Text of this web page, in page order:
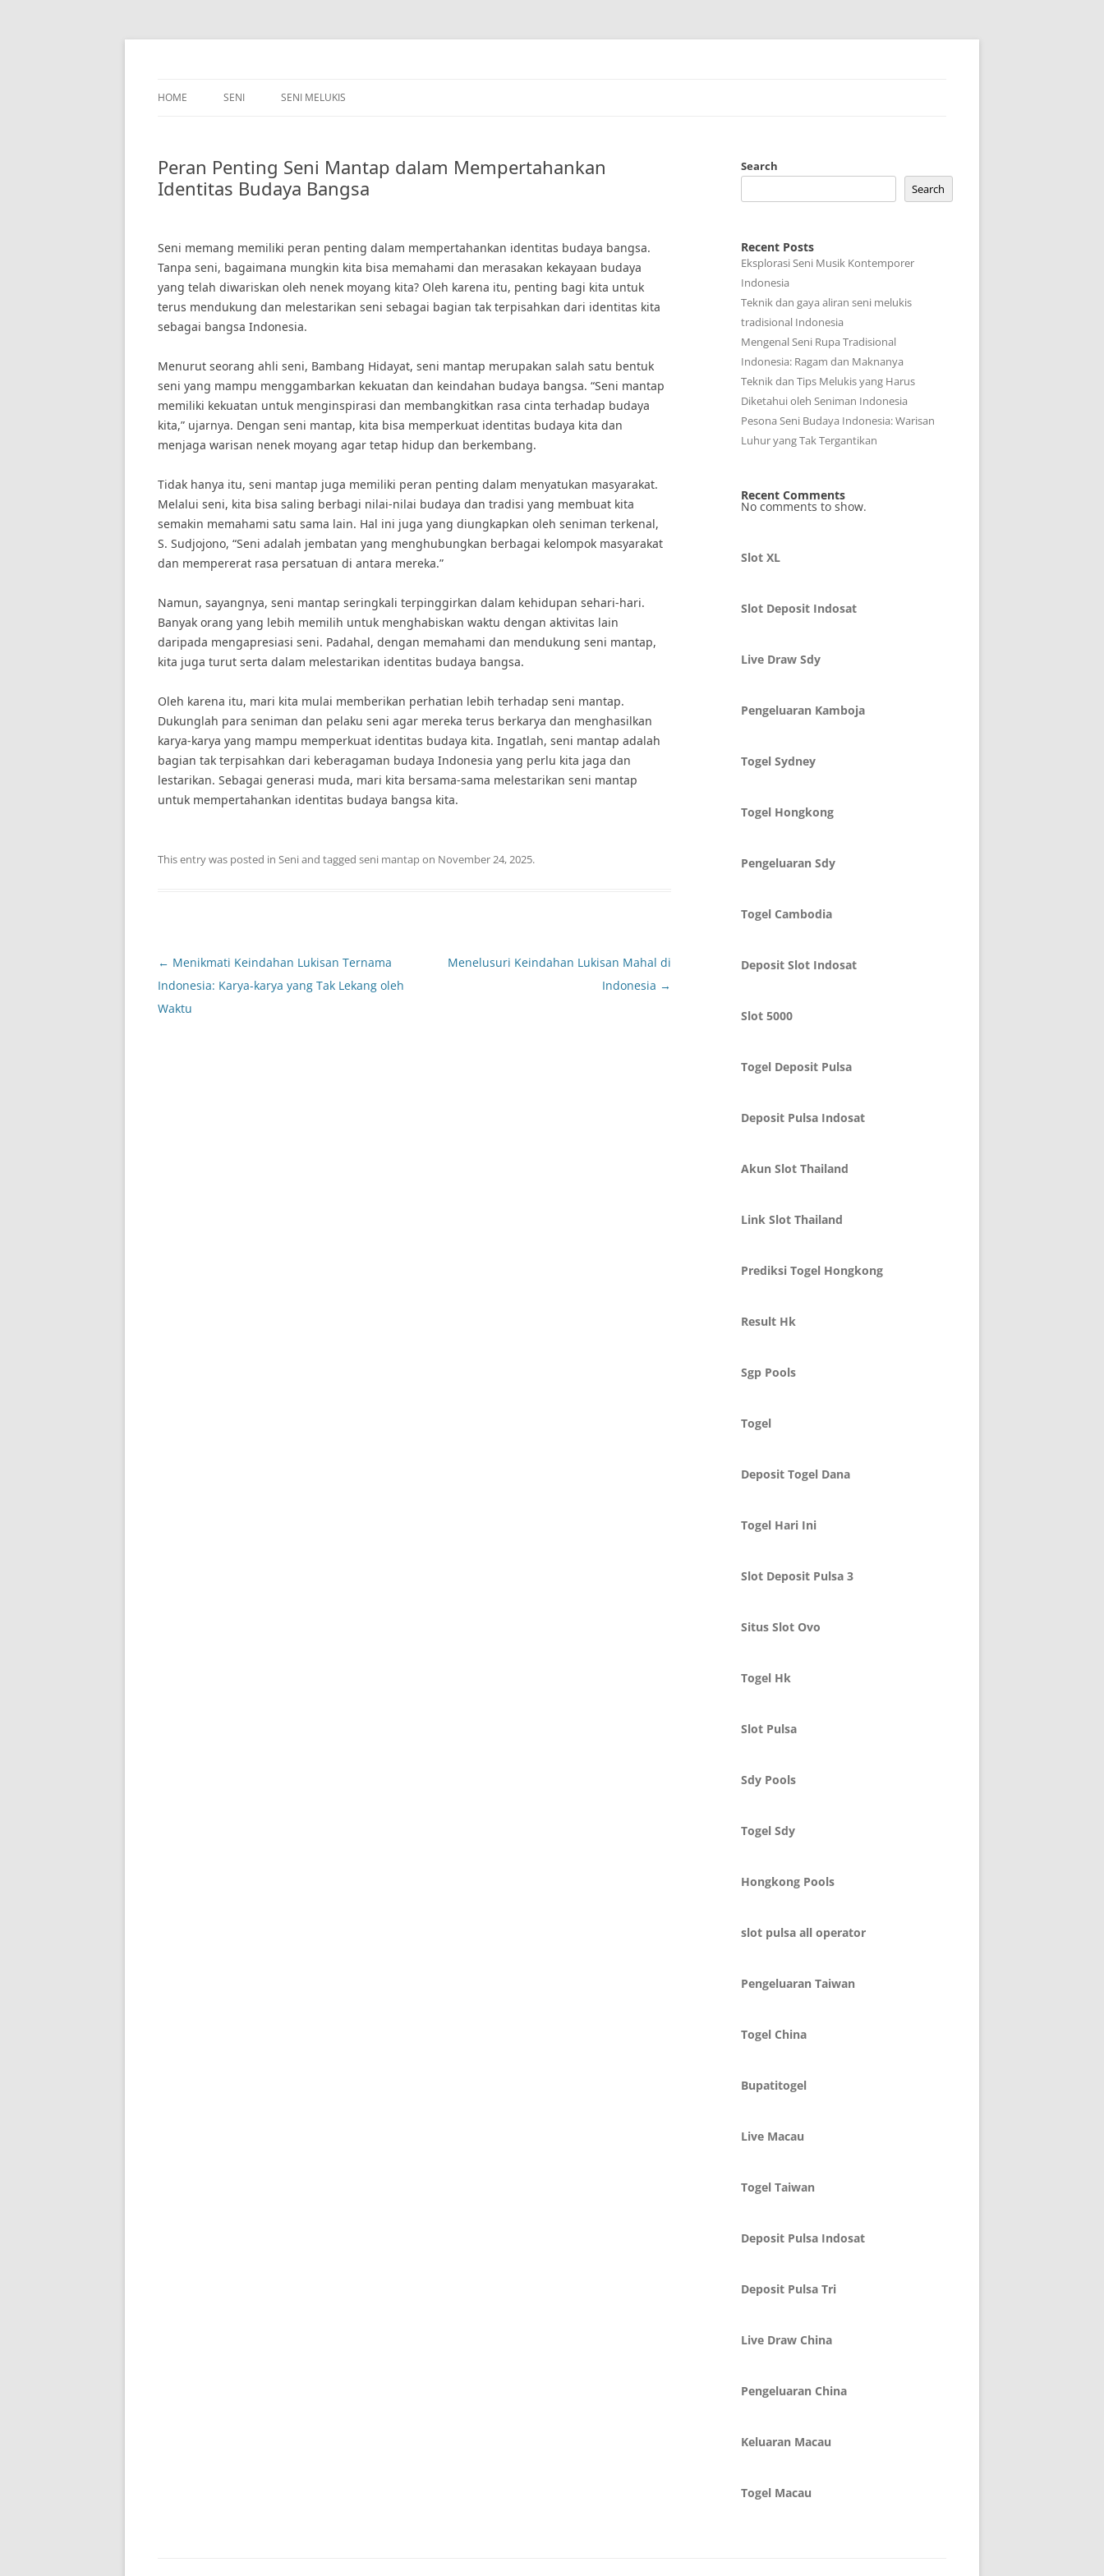
Skip
HOME SENI SENI MELUKIS
Peran Penting Seni Mantap dalam Mempertahankan
Identitas Budaya Bangsa
Seni memang memiliki peran penting dalam mempertahankan identitas budaya bangsa.
Tanpa seni, bagaimana mungkin kita bisa memahami dan merasakan kekayaan budaya
yang telah diwariskan oleh nenek moyang kita? Oleh karena itu, penting bagi kita untuk
terus mendukung dan melestarikan seni sebagai bagian tak terpisahkan dari identitas kita
sebagai bangsa Indonesia.
Menurut seorang ahli seni, Bambang Hidayat, seni mantap merupakan salah satu bentuk
seni yang mampu menggambarkan kekuatan dan keindahan budaya bangsa. “Seni mantap
memiliki kekuatan untuk menginspirasi dan membangkitkan rasa cinta terhadap budaya
kita,” ujarnya. Dengan seni mantap, kita bisa memperkuat identitas budaya kita dan
menjaga warisan nenek moyang agar tetap hidup dan berkembang.
Tidak hanya itu, seni mantap juga memiliki peran penting dalam menyatukan masyarakat.
Melalui seni, kita bisa saling berbagi nilai-nilai budaya dan tradisi yang membuat kita
semakin memahami satu sama lain. Hal ini juga yang diungkapkan oleh seniman terkenal,
S. Sudjojono, “Seni adalah jembatan yang menghubungkan berbagai kelompok masyarakat
dan mempererat rasa persatuan di antara mereka.”
Namun, sayangnya, seni mantap seringkali terpinggirkan dalam kehidupan sehari-hari.
Banyak orang yang lebih memilih untuk menghabiskan waktu dengan aktivitas lain
daripada mengapresiasi seni. Padahal, dengan memahami dan mendukung seni mantap,
kita juga turut serta dalam melestarikan identitas budaya bangsa.
Oleh karena itu, mari kita mulai memberikan perhatian lebih terhadap seni mantap.
Dukunglah para seniman dan pelaku seni agar mereka terus berkarya dan menghasilkan
karya-karya yang mampu memperkuat identitas budaya kita. Ingatlah, seni mantap adalah
bagian tak terpisahkan dari keberagaman budaya Indonesia yang perlu kita jaga dan
lestarikan. Sebagai generasi muda, mari kita bersama-sama melestarikan seni mantap
untuk mempertahankan identitas budaya bangsa kita.
This entry was posted in Seniand tagged seni mantapon November 24, 2025.
Post
navigation
← Menikmati Keindahan Lukisan Ternama
Indonesia: Karya-karya yang Tak Lekang oleh
Waktu
Menelusuri Keindahan Lukisan Mahal di
Indonesia →
Search
Search
Recent Posts
Eksplorasi Seni Musik Kontemporer
Indonesia
Teknik dan gaya aliran seni melukis
tradisional Indonesia
Mengenal Seni Rupa Tradisional
Indonesia: Ragam dan Maknanya
Teknik dan Tips Melukis yang Harus
Diketahui oleh Seniman Indonesia
Pesona Seni Budaya Indonesia: Warisan
Luhur yang Tak Tergantikan
Recent Comments
No comments to show.
Slot XL
Slot Deposit Indosat
Live Draw Sdy
Pengeluaran Kamboja
Togel Sydney
Togel Hongkong
Pengeluaran Sdy
Togel Cambodia
Deposit Slot Indosat
Slot 5000
Togel Deposit Pulsa
Deposit Pulsa Indosat
Akun Slot Thailand
Link Slot Thailand
Prediksi Togel Hongkong
Result Hk
Sgp Pools
Togel
Deposit Togel Dana
Togel Hari Ini
Slot Deposit Pulsa 3
Situs Slot Ovo
Togel Hk
Slot Pulsa
Sdy Pools
Togel Sdy
Hongkong Pools
slot pulsa all operator
Pengeluaran Taiwan
Togel China
Bupatitogel
Live Macau
Togel Taiwan
Deposit Pulsa Indosat
Deposit Pulsa Tri
Live Draw China
Pengeluaran China
Keluaran Macau
Togel Macau